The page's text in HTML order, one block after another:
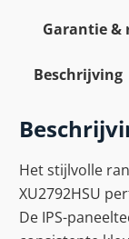
Garantie &
Beschrijving
Het stijlvolle
XU2792HSU
De IPS-